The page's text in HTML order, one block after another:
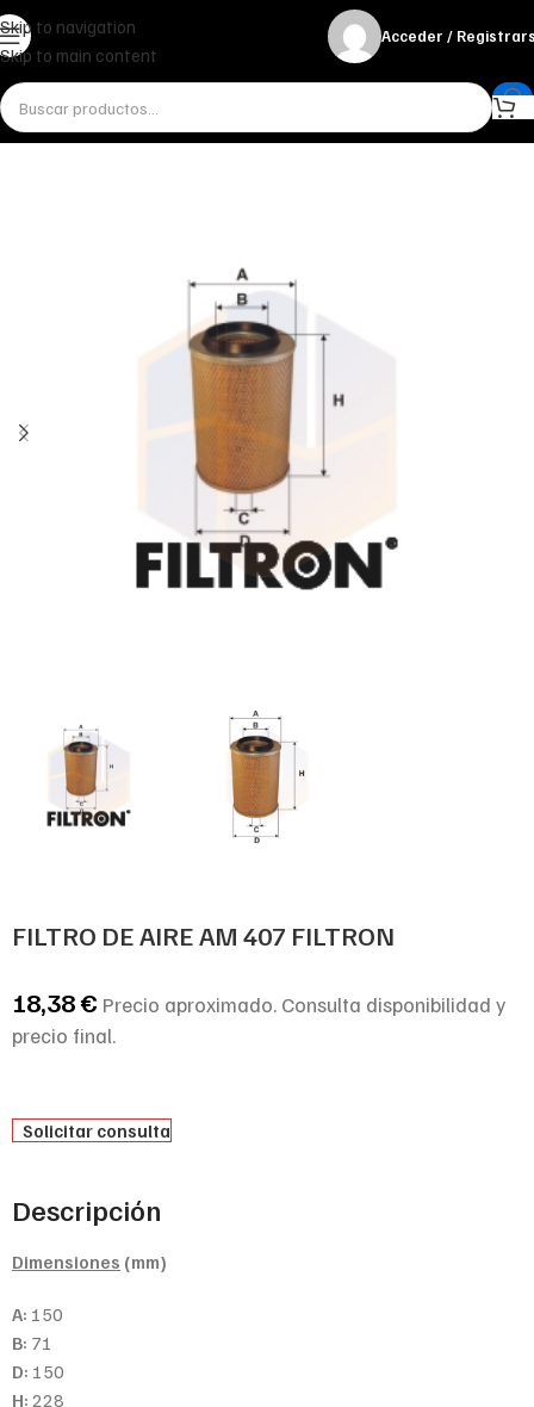
Skip to navigation
Skip to main content
Acceder /
InicioMiscelánea - otrosOtrosFILTRO DE AIRE AM 407 FILTRON
FILTRO DE AIRE AM 407 FILTRON
18,38€ Precio aproximado. Consulta disponibilidad y
precio final.
Solicitar consulta
Descripción
Dimensiones (mm)
A: 150
B: 71
D: 150
H: 228